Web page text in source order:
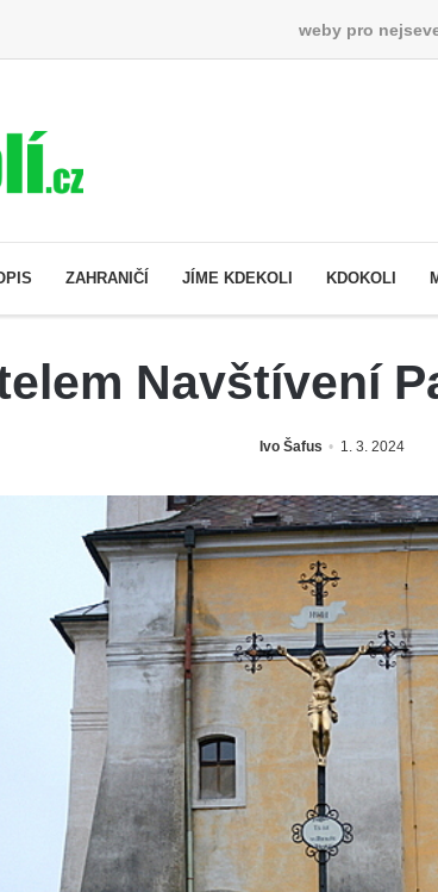
weby pro
ZAHRANIČÍ JÍME KDEKOLI KDOKOLI
Navštívení
Ivo Šafus 1. 3. 2024